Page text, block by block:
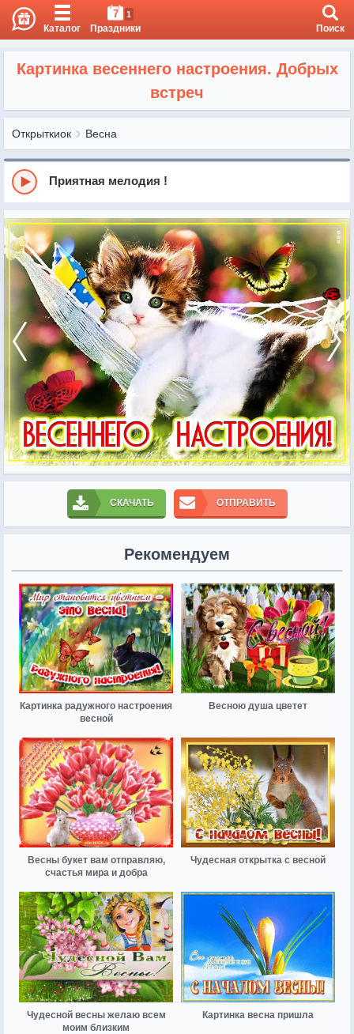
Каталог
7 1
Праздники Поиск
Картинка весеннего настроения. Добрых
встреч
Открыткиок Весна
Приятная мелодия !
СКАЧАТЬ ОТПРАВИТЬ
Рекомендуем
Картинка радужного настроения
весной
Весною душа цветет
Весны букет вам отправляю,
счастья мира и добра
Чудесная открытка с весной
Чудесной весны желаю всем
моим близким
Картинка весна пришла